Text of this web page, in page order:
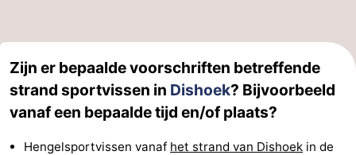
Natuur
Walcherse
bos
-
Vlissingen
-
Middelburg
Zeeuws-
Zijn er bepaalde voorschriften betreffende
strand sportvissen in Dishoek? Bijvoorbeeld
vanaf een bepaalde tijd en/of plaats?
Hengelsportvissen vanaf het strand van Dishoek in de